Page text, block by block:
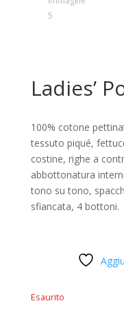
Ladies’
100% cotone
tessuto piqué,
costine, righe a
abbottonatura
tono su tono,
sfiancata, 4 bottoni.
Esaurito